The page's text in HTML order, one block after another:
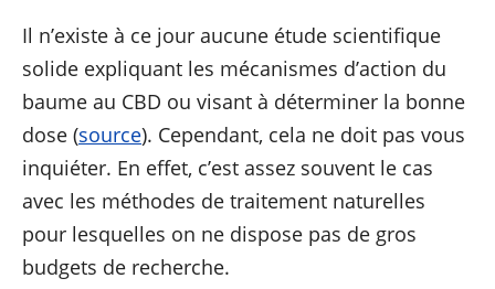
Il n’existe à ce jour aucune étude scientifique
solide expliquant les mécanismes d’action du
baume au CBD ou visant à déterminer la bonne
dose (source). Cependant, cela ne doit pas vous
inquiéter. En effet, c’est assez souvent le cas
avec les méthodes de traitement naturelles
pour lesquelles on ne dispose pas de gros
budgets de recherche.